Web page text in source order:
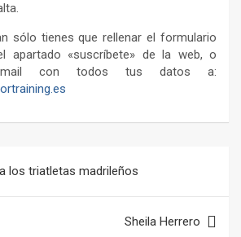
sólo tienes que rellenar el formulario
apartado «suscríbete» de la web, o
mail con todos tus datos a:
los triatletas madrileños
Sheila Herrero